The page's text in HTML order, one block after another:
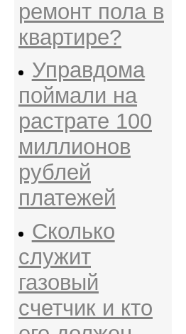
ремонт пола в
квартире?
Управдома
поймали на
растрате 100
миллионов
рублей
платежей
Сколько
служит
газовый
счетчик и кто